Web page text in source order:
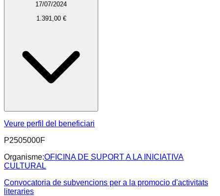
17/07/2024
1.391,00 €
Veure perfil del beneficiari
P2505000F
Organisme:OFICINA DE SUPORT A LA INICIATIVA
CULTURAL
Convocatoria de subvencions per a la promocio d'activitats
literaries